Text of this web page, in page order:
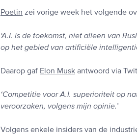
Poetin zei vorige week het volgende
‘A.I. is de toekomst, niet alleen van
op het gebied van artificiële
Daarop gaf Elon Musk antwoord via
‘Competitie voor A.I. superioriteit op
veroorzaken, volgens mijn opinie.’
Volgens enkele insiders van de